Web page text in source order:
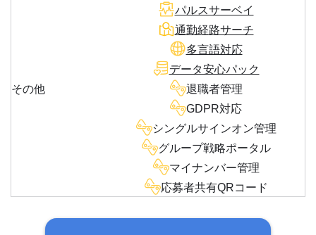
その他
パルスサーベイ
通勤経路サーチ
多言語対応
データ安心パック
退職者管理
GDPR対応
シングルサインオン管理
グループ戦略ポータル
マイナンバー管理
応募者共有QRコード